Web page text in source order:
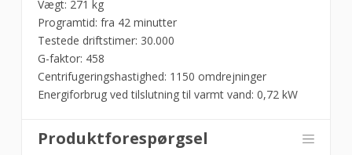
Miele
antal
Vægt: 271 kg
Programtid: fra 42 minutter
Testede driftstimer: 30.000
G-faktor: 458
Centrifugeringshastighed: 1150 omdrejninger
Energiforbrug ved tilslutning til varmt vand: 0,72 kW
Produktforespørgsel